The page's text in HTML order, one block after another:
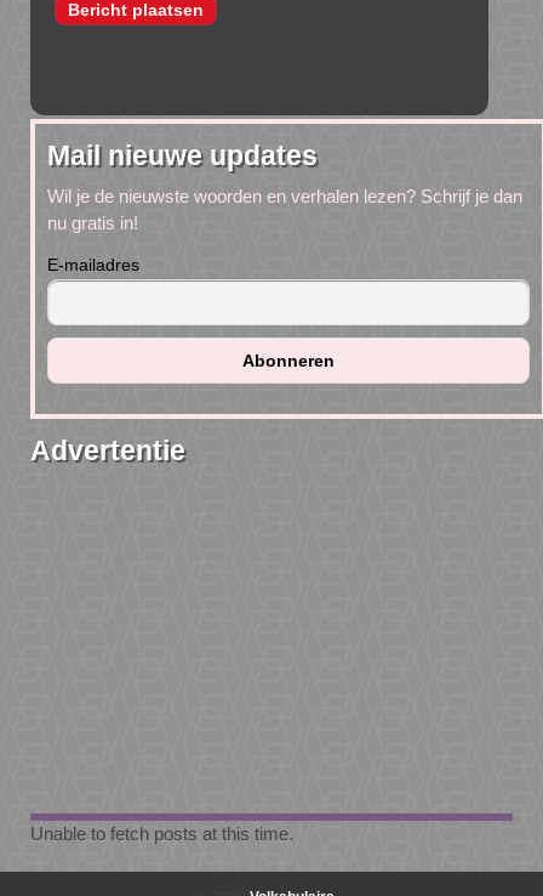
Mail nieuwe updates
Wil je de nieuwste woorden en verhalen lezen? Schrijf je dan
nu gratis in!
E-mailadres
Advertentie
Unable to fetch posts at this time.